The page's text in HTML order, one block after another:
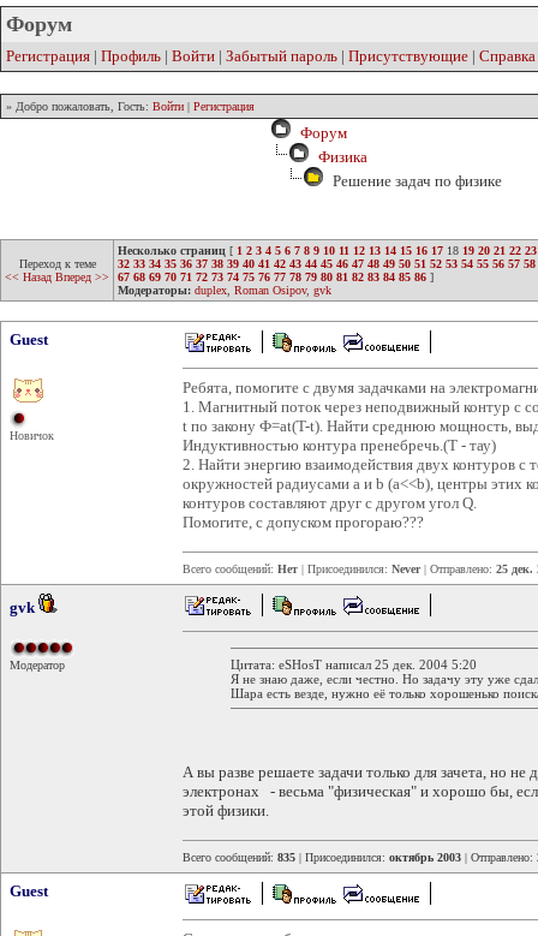
Форум
Регистрация | Профиль | Войти | Забытый пароль | Присутствующие | Справка
» Добро пожаловать, Гость: Войти | Регистрация
Форум
Физика
Решение задач по физике
Переход к теме
<< Назад Вперед >>
Несколько страниц [ 1 2 3 4 5 6 7 8 9 10 11 12 13 14 15 16 17 18 19 20 21 22 23
32 33 34 35 36 37 38 39 40 41 42 43 44 45 46 47 48 49 50 51 52 53 54 55 56 57 58
67 68 69 70 71 72 73 74 75 76 77 78 79 80 81 82 83 84 85 86 ]
Модераторы: duplex Roman Osipov, gvk
Guest
Новичок
Ребята, помогите с двумя задачками на
1. Магнитный поток через неподвижный контур с
t по закону Ф=at(T-t). Найти среднюю мощность,
Индуктивностью контура пренебречь.(T - тау)
2. Найти энергию взаимодействия двух контуров с
окружностей радиусами a и b (a<<b), центры этих
контуров составляют друг с другом угол Q.
Помогите, с допуском прогораю???
Всего сообщений: Нет | Присоединился: Never| Отправлено: 25 дек.
gvk
Модератор
Цитата: eSHosT написал 25 дек. 2004 5:20
Я не знаю даже, если честно. Но задачу эту уже
Шара есть везде, нужно её только хорошенько
А вы разве решаете задачи только для зачета, но
электронах - весьма "физическая" и хорошо бы,
этой физики.
Всего сообщений: 835 | Присоединился: октябрь 2003 | Отправлено:
Guest